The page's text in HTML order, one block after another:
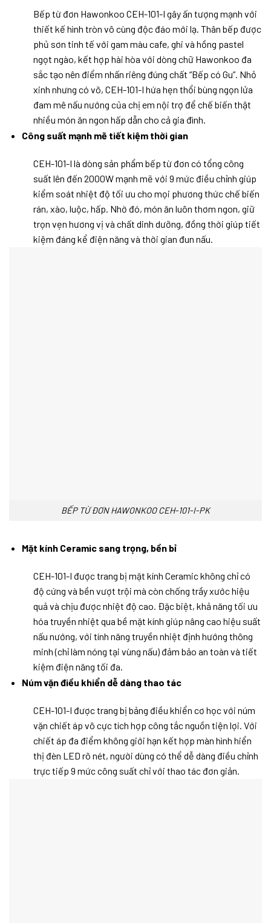
Bếp từ đơn Hawonkoo CEH-101-I gây ấn tượng mạnh với
thiết kế hình tròn vô cùng độc đáo mới lạ. Thân bếp được
phủ sơn tinh tế với gam màu cafe, ghi và hồng pastel
ngọt ngào, kết hợp hài hòa với dòng chữ Hawonkoo đa
sắc tạo nên điểm nhấn riêng đúng chất “Bếp có Gu”. Nhỏ
xinh nhưng có võ, CEH-101-I hứa hẹn thổi bùng ngọn lửa
đam mê nấu nướng của chị em nội trợ để chế biến thật
nhiều món ăn ngon hấp dẫn cho cả gia đình.
Công suất mạnh mẽ tiết kiệm thời gian
CEH-101-I là dòng sản phẩm bếp từ đơn có tổng công
suất lên đến 2000W mạnh mẽ với 9 mức điều chỉnh giúp
kiểm soát nhiệt độ tối ưu cho mọi phương thức chế biến
rán, xào, luộc, hấp. Nhờ đó, món ăn luôn thơm ngon, giữ
trọn vẹn hương vị và chất dinh dưỡng, đồng thời giúp tiết
kiệm đáng kể điện năng và thời gian đun nấu.
BẾP TỪ ĐƠN HAWONKOO CEH-101-I-PK
Mặt kính Ceramic sang trọng, bền bỉ
CEH-101-I được trang bị mặt kính Ceramic không chỉ có
độ cứng và bền vượt trội mà còn chống trầy xước hiệu
quả và chịu được nhiệt độ cao. Đặc biệt, khả năng tối ưu
hóa truyền nhiệt qua bề mặt kính giúp nâng cao hiệu suất
nấu nướng, với tính năng truyền nhiệt định hướng thông
minh (chỉ làm nóng tại vùng nấu) đảm bảo an toàn và tiết
kiệm điện năng tối đa.
Núm vặn điều khiển dễ dàng thao tác
CEH-101-I được trang bị bảng điều khiển cơ học với núm
vặn chiết áp vô cực tích hợp công tắc nguồn tiện lợi. Với
chiết áp đa điểm không giới hạn kết hợp màn hình hiển
thị đèn LED rõ nét, người dùng có thể dễ dàng điều chỉnh
trực tiếp 9 mức công suất chỉ với thao tác đơn giản.